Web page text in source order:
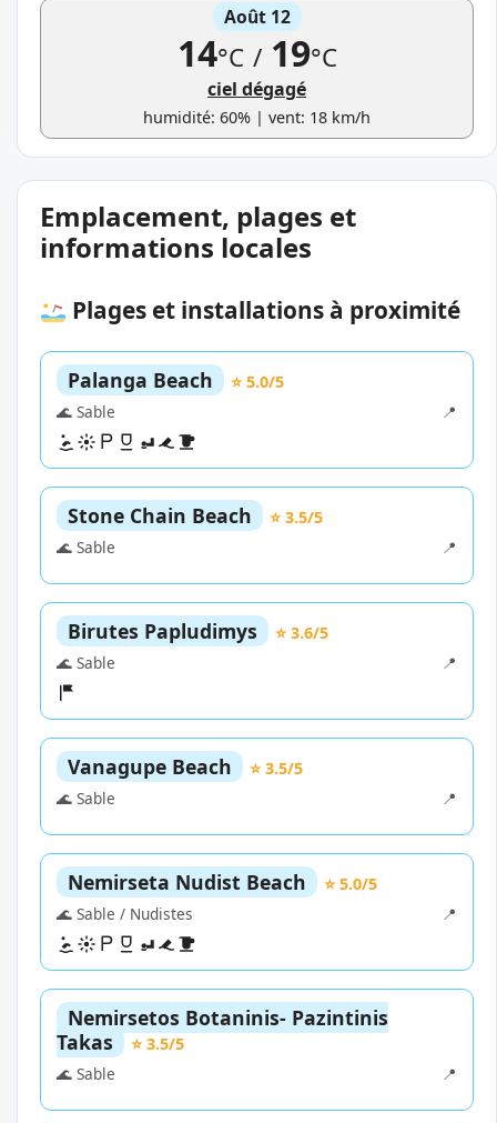
Août 12
14°C /19°C
ciel dégagé
humidité: 60% | vent: 18 km/h
Emplacement, plages et
informations locales
Plages et installations à proximité
Palanga Beach
⭐ 5.0/5
🌊 Sable
📍
Stone Chain Beach
⭐ 3.5/5
🌊 Sable
📍
Birutes Papludimys
⭐ 3.6/5
🌊 Sable
📍
Vanagupe Beach
⭐ 3.5/5
🌊 Sable
📍
Nemirseta Nudist Beach
⭐ 5.0/5
🌊 Sable / Nudistes
📍
Nemirsetos Botaninis- Pazintinis
Takas
⭐ 3.5/5
🌊 Sable
📍